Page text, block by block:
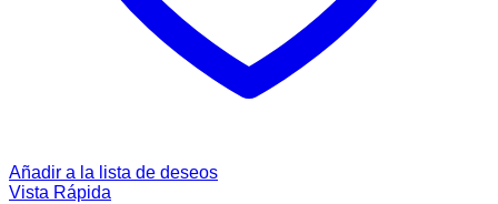
Añadir a la lista de deseos
Vista Rápida